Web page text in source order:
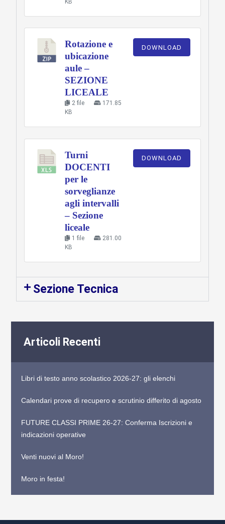
Rotazione e
ubicazione
aule –
SEZIONE
LICEALE
2 file
171.85
KB
DOWNLOAD
Turni
DOCENTI
per le
sorveglianze
agli intervalli
– Sezione
liceale
1 file
281.00
KB
DOWNLOAD
Sezione Tecnica
Articoli Recenti
Libri di testo anno scolastico 2026-27: gli elenchi
Calendari prove di recupero e scrutinio differito di agosto
FUTURE CLASSI PRIME 26-27: Conferma Iscrizioni e
indicazioni operative
Venti nuovi al Moro!
Moro in festa!